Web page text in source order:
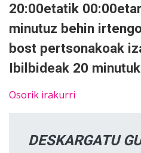
20:00etatik
minutuz behin
bost pertsonakoak
Ibilbideak 20
Osorik irakurri
DESKARGATU